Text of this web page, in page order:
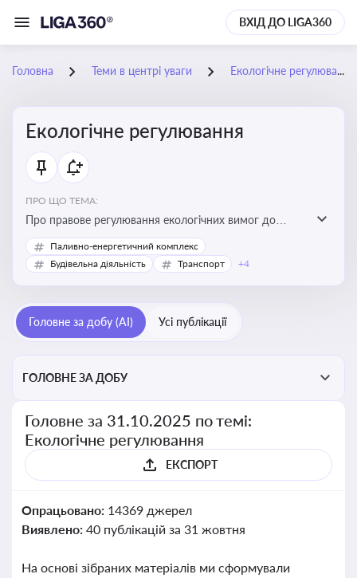
ВХІД ДО LIGA360
Головна Теми в центрі уваги Екологічне регулювання
Екологічне регулювання
ПРО ЩО ТЕМА:
Про правове регулювання екологічних вимог до
виробництв, включно з дозволами, перевірками,
стандартами викидів і гармонізацією з
Паливно-енергетичний комплекс
Будівельна діяльність
Транспорт +4
Головне за добу (AI) Усі публікації
ГОЛОВНЕ ЗА ДОБУ
Головне за 31.10.2025 по темі:
Екологічне регулювання
ЕКСПОРТ
Опрацьовано: 14369 джерел
Виявлено: 40 публікацій за 31 жовтня
На основі зібраних матеріалів ми сформували